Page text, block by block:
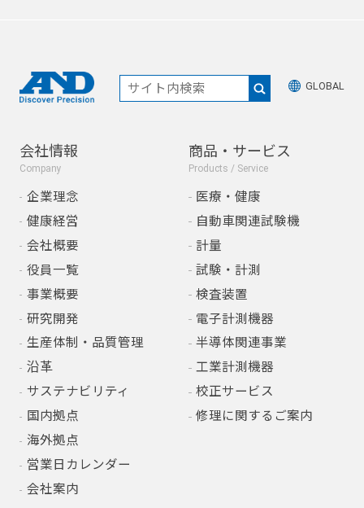
GLOBAL
会社情報
Company
企業理念
健康経営
会社概要
役員一覧
事業概要
研究開発
生産体制・品質管理
沿革
サステナビリティ
国内拠点
海外拠点
営業日カレンダー
会社案内
商品・サービス
Products / Service
医療・健康
自動車関連試験機
計量
試験・計測
検査装置
電子計測機器
半導体関連事業
工業計測機器
校正サービス
修理に関するご案内